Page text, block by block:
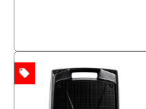
Solo
prodotti
disponibili
local_offer OFFERTA